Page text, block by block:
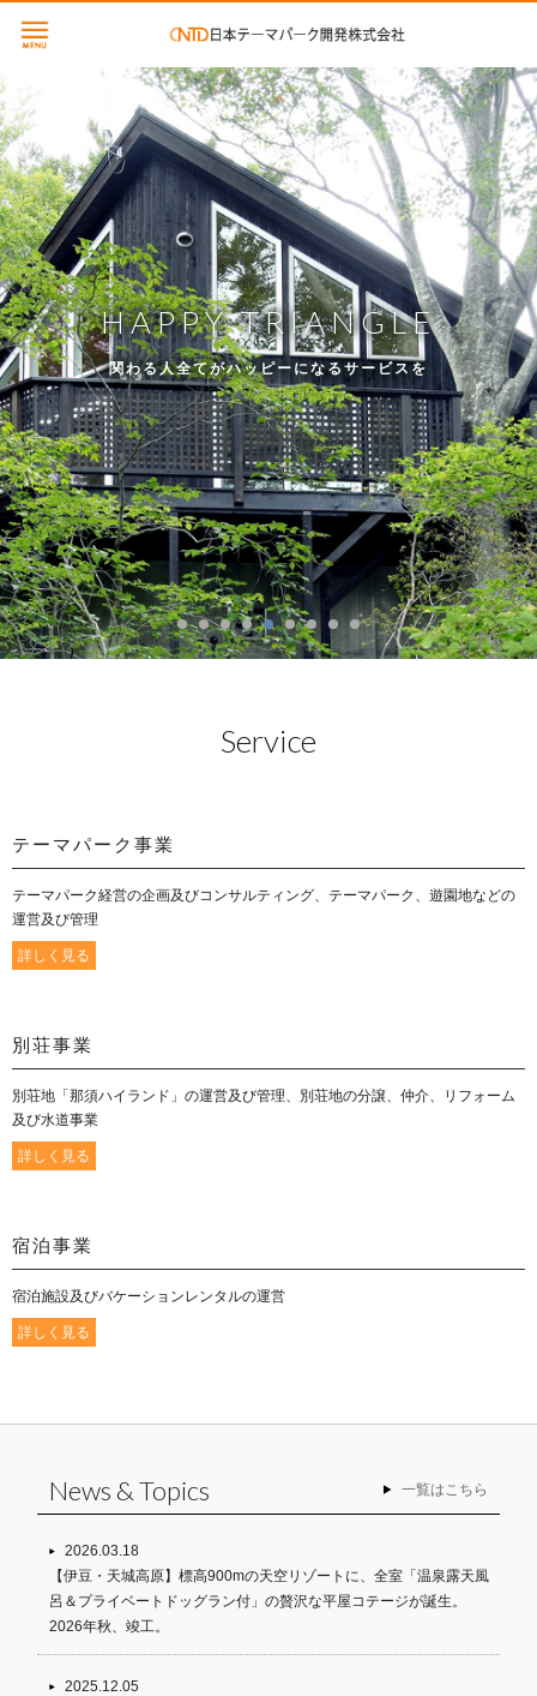
HAPPY TRIANGLE
関わる人全てがハッピーになるサービスを
Service
テーマパーク事業
テーマパーク経営の企画及びコンサルティング、テーマパーク、遊園地などの
運営及び管理
詳しく見る
別荘事業
別荘地「那須ハイランド」の運営及び管理、別荘地の分譲、仲介、リフォーム
及び水道事業
詳しく見る
宿泊事業
宿泊施設及びバケーションレンタルの運営
詳しく見る
News & Topics 一覧はこちら
2026.03.18
【伊豆・天城高原】標高900mの天空リゾートに、全室「温泉露天風
呂＆プライベートドッグラン付」の贅沢な平屋コテージが誕生。
2026年秋、竣工。
2025.12.05